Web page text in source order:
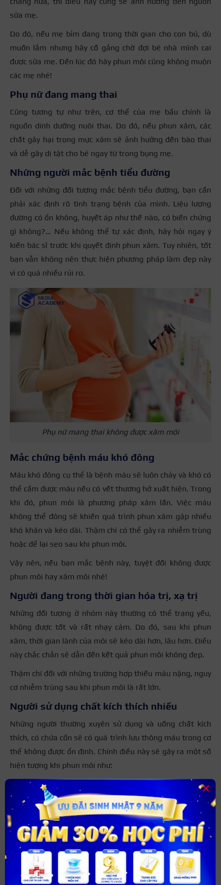
sữa mẹ.
Do đó, nếu mẹ bỉm đang trong thời gian cho con bú, dù
muốn lắm nhưng hãy cố gắng chờ đợi bé nhà mình cai
được sữa mẹ. Đến lúc đó hãy phun môi cũng không muộn
các mẹ nhé!
Phụ nữ đang mang thai
Cũng tương tự như trên, cơ thể của mẹ bầu chính là
nguồn dinh dưỡng nuôi thai. Do đó, nếu phun xăm, các
chất gây hại trong mực xăm sẽ ảnh hưởng đến bào thai
và dễ gây dị tật cho bé ngay từ trong bụng mẹ.
Những người mắc bệnh tiểu đường
Đối với những đối tượng mắc bệnh tiểu đường, bạn cần
phải xác định rõ tình trạng bệnh của mình. Liệu lượng
đường có ổn không, huyết áp như thế nào, có biến chứng
gì không?… Nếu không thể tự xác định, hãy hỏi ngay ý
kiến bác sĩ trước khi quyết định phun xăm. Tuy nhiên, tốt
bạn vẫn không nên thực hiện phương pháp làm đẹp này
vì có quá nhiều rủi ro.
Phụ nữ mang thai không được xăm môi
Mắc chứng bệnh máu khó đông
Máu khó đông cụ thể là bệnh máu sẽ luôn chảy và khó có
thể cầm được máu nếu có vết thương hở xuất hiện. Trong
khi đó, phun môi là phương pháp xâm lấn. Việc máu
không thể đông sẽ khiến quá trình phun xăm gặp nhiều
khó khăn và kéo dài. Thậm chí có thể gây ra nhiễm trùng
hoặc để lại sẹo sau khi phun môi.
Vậy nên, nếu bạn mắc bệnh này, tuyệt đối không được
phun môi hay xăm môi nhé!
Người đang trong thời gian hóa trị, xạ trị
Những đối tượng ở nhóm này thường có thể trạng yếu,
không được tốt và rất nhạy cảm. Do đó, sau khi phun
xăm, thời gian lành của môi sẽ kéo dài hơn, lâu hơn. Điều
này chắc chắn sẽ dẫn đến kết quả phun môi không đẹp.
Thậm chí đối với những trường hợp thiếu máu nặng, nguy
cơ nhiễm trùng sau khi phun môi là rất lớn.
Người sử dụng chất kích thích nhiều
Những người thường xuyên sử dụng và uống chất kích
thích, có chứa cồn sẽ có quá trình lưu thông máu trong cơ
thể không được ổn định. Chính điều này sẽ gây ra một số
hiện tượng khi phun môi như:
Máu khó đông, gây cản trở việc phun môi
Đường phun môi sẽ không đẹp, thậm chí để lại sẹo và
thâm môi.
Màu mực không đều môi sẽ thường xuyên loang lổ và
không lên đúng màu.
×